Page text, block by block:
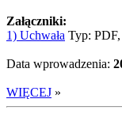
Załączniki:
1) Uchwała Typ:
Data wprowadzenia:
WIĘCEJ »